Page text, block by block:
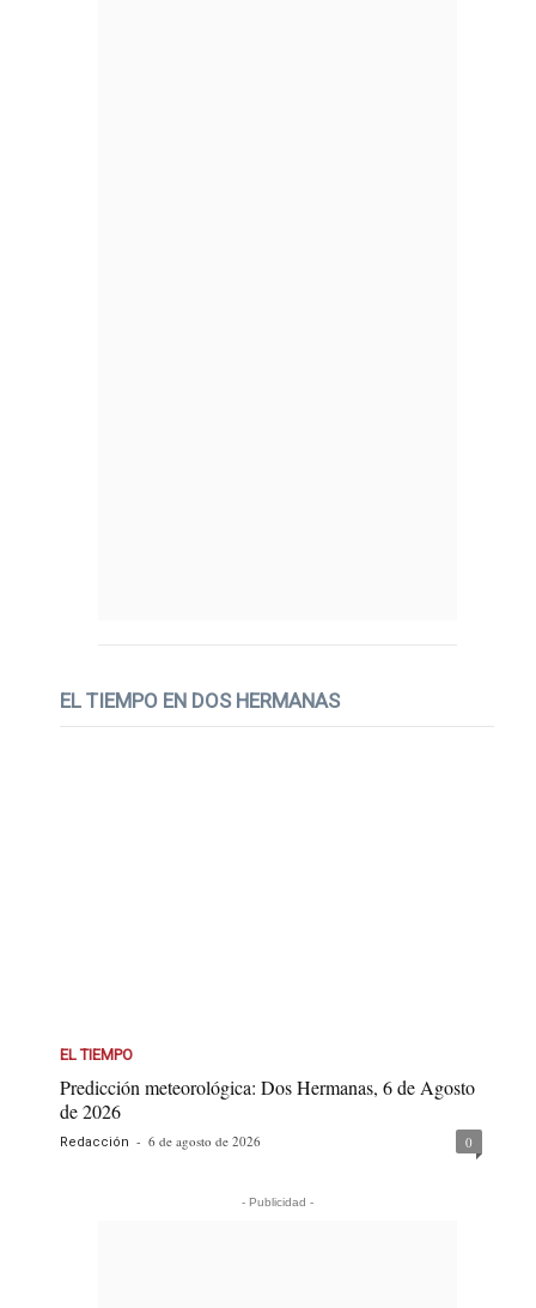
EL TIEMPO EN DOS HERMANAS
EL TIEMPO
Predicción meteorológica: Dos Hermanas, 6 de Agosto
de 2026
Redacción - 6 de agosto de 2026 0
- Publicidad -